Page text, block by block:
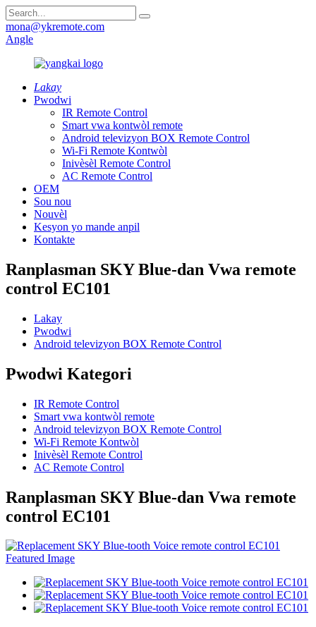
mona@ykremote.com
Angle
Lakay
Pwodwi
IR Remote Control
Smart vwa kontwòl remote
Android televizyon BOX Remote Control
Wi-Fi Remote Kontwòl
Inivèsèl Remote Control
AC Remote Control
OEM
Sou nou
Nouvèl
Kesyon yo mande anpil
Kontakte
Ranplasman SKY Blue-dan Vwa remote
control EC101
Lakay
Pwodwi
Android televizyon BOX Remote Control
Pwodwi Kategori
IR Remote Control
Smart vwa kontwòl remote
Android televizyon BOX Remote Control
Wi-Fi Remote Kontwòl
Inivèsèl Remote Control
AC Remote Control
Ranplasman SKY Blue-dan Vwa remote
control EC101